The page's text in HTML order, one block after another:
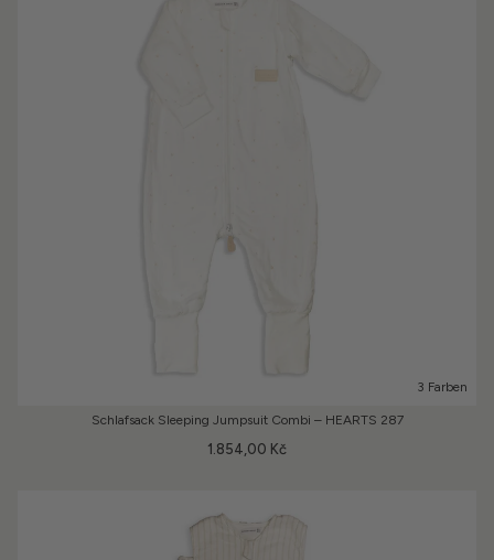
3 Farben
Schlafsack Sleeping Jumpsuit Combi – HEARTS 287
1.854,00 Kč